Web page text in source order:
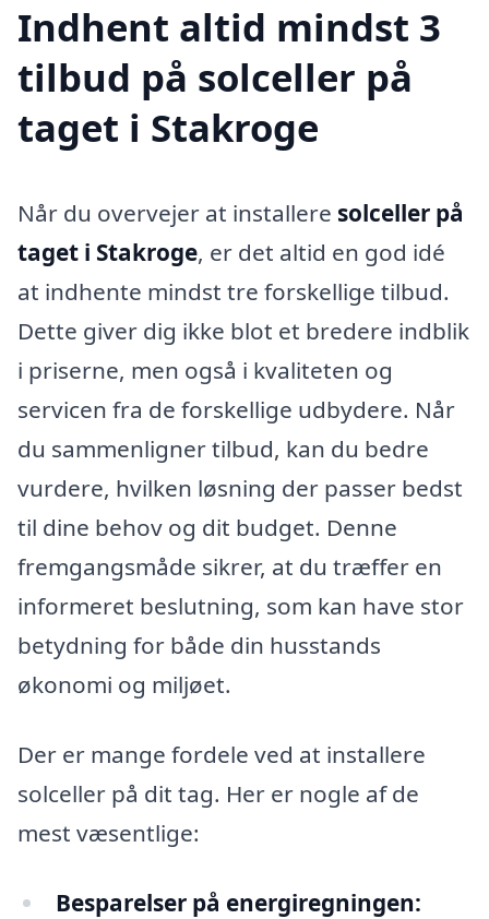
Indhent altid mindst 3
tilbud på solceller på
taget i Stakroge
Når du overvejer at installere solceller på
taget i Stakroge, er det altid en god idé
at indhente mindst tre forskellige tilbud.
Dette giver dig ikke blot et bredere indblik
i priserne, men også i kvaliteten og
servicen fra de forskellige udbydere. Når
du sammenligner tilbud, kan du bedre
vurdere, hvilken løsning der passer bedst
til dine behov og dit budget. Denne
fremgangsmåde sikrer, at du træffer en
informeret beslutning, som kan have stor
betydning for både din husstands
økonomi og miljøet.
Der er mange fordele ved at installere
solceller på dit tag. Her er nogle af de
mest væsentlige:
Besparelser på energiregningen: